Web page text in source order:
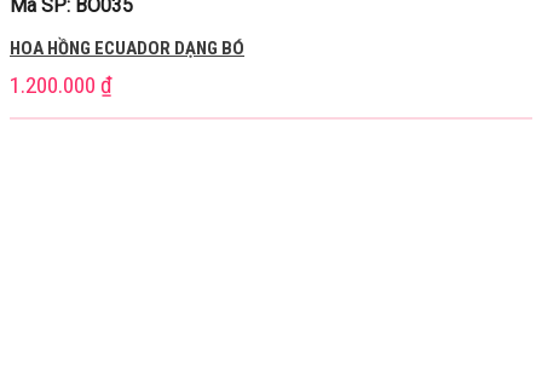
Mã SP: BO035
HOA HỒNG ECUADOR DẠNG BÓ
1.200.000 ₫